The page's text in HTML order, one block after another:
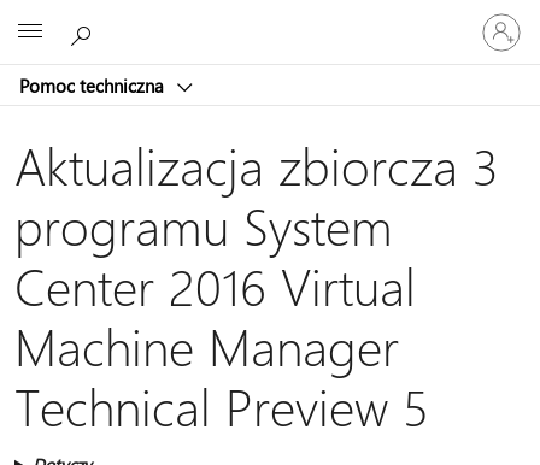
Pomoc techniczna
Zaloguj
się
do
konta
Aktualizacja zbiorcza 3
programu System
Center 2016 Virtual
Machine Manager
Technical Preview 5